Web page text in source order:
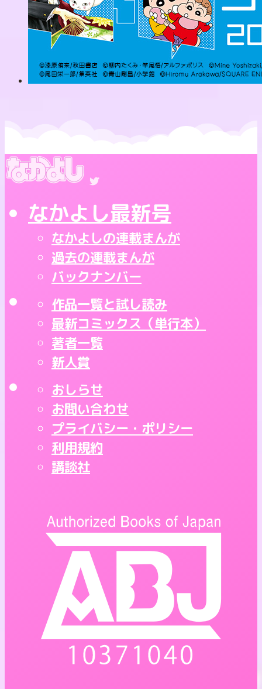
なかよし最新号
なかよしの連載まんが
過去の連載まんが
バックナンバー
作品一覧と試し読み
最新コミックス（単行本）
著者一覧
新人賞
おしらせ
お問い合わせ
プライバシー・ポリシー
利用規約
講談社